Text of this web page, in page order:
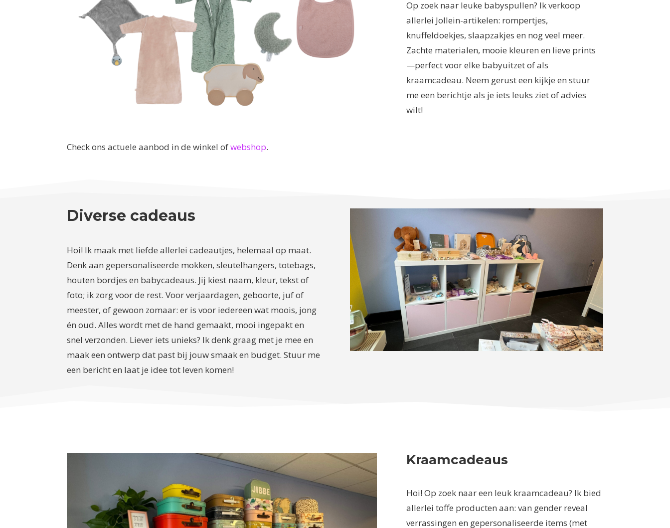
Check ons actuele aanbod in de winkel ofwebshop.
Op zoek naar leuke babyspullen? Ik verkoop
allerlei Jollein-artikelen: rompertjes,
knuffeldoekjes, slaapzakjes en nog veel meer.
Zachte materialen, mooie kleuren en lieve prints
—perfect voor elke babyuitzet of als
kraamcadeau. Neem gerust een kijkje en stuur
me een berichtje als je iets leuks ziet of advies
wilt!
Diverse cadeaus
Hoi! Ik maak met liefde allerlei cadeautjes, helemaal op maat.
Denk aan gepersonaliseerde mokken, sleutelhangers, totebags,
houten bordjes en babycadeaus. Jij kiest naam, kleur, tekst of
foto; ik zorg voor de rest. Voor verjaardagen, geboorte, juf of
meester, of gewoon zomaar: er is voor iedereen wat moois, jong
én oud. Alles wordt met de hand gemaakt, mooi ingepakt en
snel verzonden. Liever iets unieks? Ik denk graag met je mee en
maak een ontwerp dat past bij jouw smaak en budget. Stuur me
een bericht en laat je idee tot leven komen!
Kraamcadeaus
Hoi! Op zoek naar een leuk kraamcadeau? Ik bied
allerlei toffe producten aan: van gender reveal
verrassingen en gepersonaliseerde items (met